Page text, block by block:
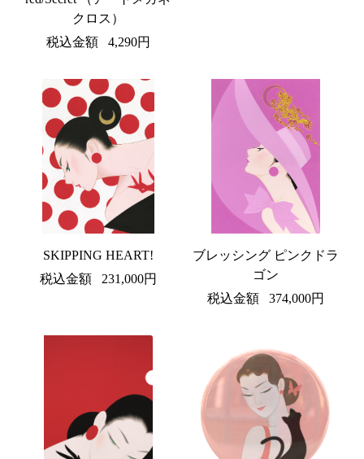
クロス）
税込金額
4,290円
SKIPPING HEART!
税込金額
231,000円
ブレッシング ピンクドラ
ゴン
税込金額
374,000円